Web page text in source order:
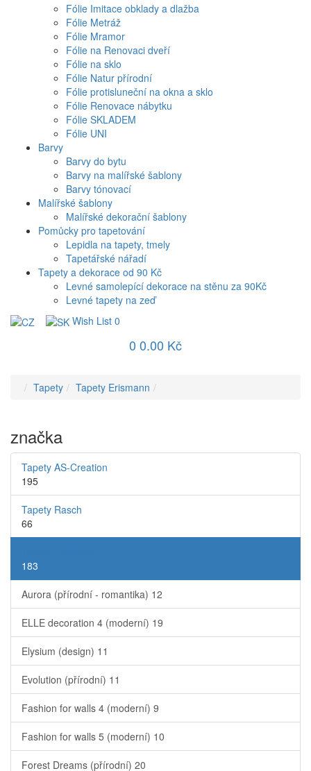
Fólie Imitace obklady a dlažba
Fólie Metráž
Fólie Mramor
Fólie na Renovaci dveří
Fólie na sklo
Fólie Natur přírodní
Fólie protisluneční na okna a sklo
Fólie Renovace nábytku
Fólie SKLADEM
Fólie UNI
Barvy
Barvy do bytu
Barvy na malířské šablony
Barvy tónovací
Malířské šablony
Malířské dekorační šablony
Pomůcky pro tapetování
Lepidla na tapety, tmely
Tapetářské nářadí
Tapety a dekorace od 90 Kč
Levné samolepící dekorace na stěnu za 90Kč
Levné tapety na zeď
Wish List 0
0 0.00 Kč
Tapety Tapety Erismann
značka
Tapety AS-Creation
195
Tapety Rasch
66
183
Aurora (přírodní - romantika) 12
ELLE decoration 4 (moderní) 19
Elysium (design) 11
Evolution (přírodní) 11
Fashion for walls 4 (moderní) 9
Fashion for walls 5 (moderní) 10
Forest Dreams (přírodní) 20